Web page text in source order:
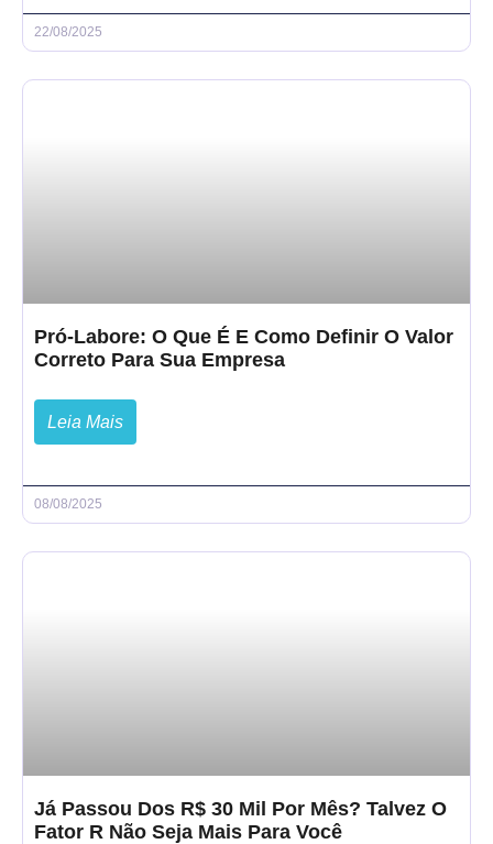
22/08/2025
Pró-Labore: O Que É E Como Definir O Valor
Correto Para Sua Empresa
Leia Mais
08/08/2025
Já Passou Dos R$ 30 Mil Por Mês? Talvez O
Fator R Não Seja Mais Para Você